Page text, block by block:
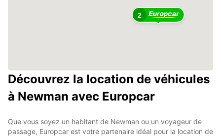
2
Découvrez la location de véhicules
à Newman avec Europcar
Que vous soyez un habitant de Newman ou un voyageur de
passage, Europcar est votre partenaire idéal pour la location de